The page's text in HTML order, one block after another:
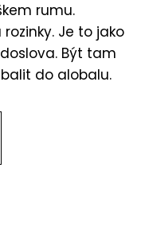
rumu.
Je to jako
Být tam
do alobalu.